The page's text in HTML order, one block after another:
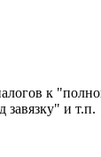
к
и т.п.